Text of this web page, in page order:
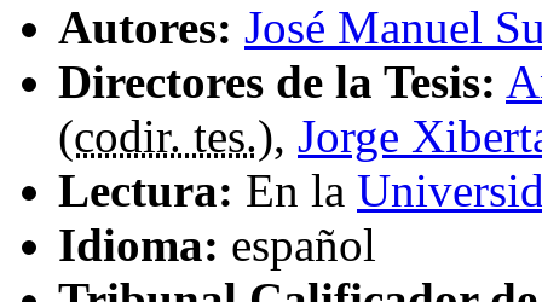
Autores: José Manuel
Directores de la Tesis:
(codir. tes.), Jorge
Lectura: En la
Idioma: español